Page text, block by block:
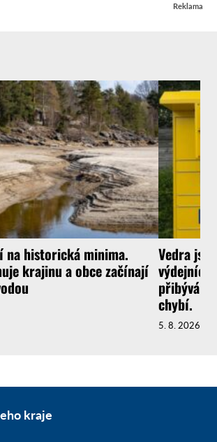
Reklama
na historická minima.
krajinu a obce začínají
Vedra
výdejních
přibývá a
chybí.
5. 8. 2026
kraje